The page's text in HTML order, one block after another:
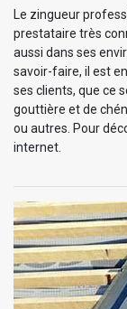
Le zingueur
prestataire très
aussi dans ses
savoir-faire, il est
ses clients, que ce
gouttière et de
ou autres. Pour
internet.